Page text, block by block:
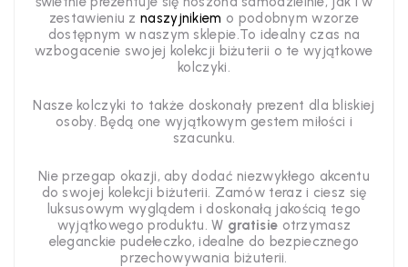
zestawieniu znaszyjnikiem o podobnym wzorze
dostępnym w naszym sklepie.To idealny czas na
wzbogacenie swojej kolekcji biżuterii o te wyjątkowe
kolczyki.
Nasze kolczyki to także doskonały prezent dla bliskiej
osoby. Będą one wyjątkowym gestem miłości i
szacunku.
Nie przegap okazji, aby dodać niezwykłego akcentu
do swojej kolekcji biżuterii. Zamów teraz i ciesz się
luksusowym wyglądem i doskonałą jakością tego
wyjątkowego produktu. W gratisie otrzymasz
eleganckie pudełeczko, idealne do bezpiecznego
przechowywania biżuterii.